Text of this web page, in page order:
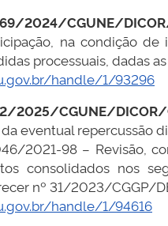
2024/CGUNE/
na condição
processuais, dadas
handle/1/93296
2025/CGUNE/DICOR/
eventual repercussão
2021-98 – Revisão,
consolidados nos
nº 31/2023/CGGP/
handle/1/94616